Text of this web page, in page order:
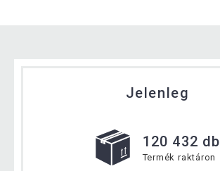
Jelenleg
120 432 db
Termék raktáron